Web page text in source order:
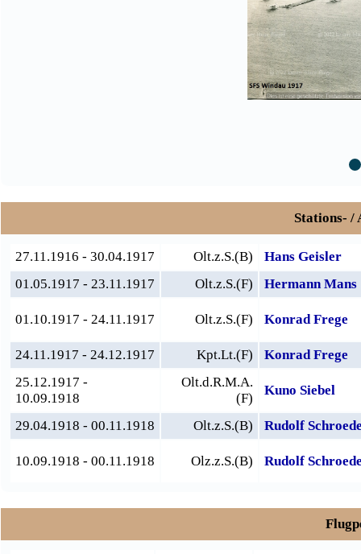
Stations- /
27.11.1916 - 30.04.1917 Olt.z.S.(B)
Hans Geisler
01.05.1917 - 23.11.1917
Olt.z.S.(F) Hermann Mans
01.10.1917 - 24.11.1917 Olt.z.S.(F) Konrad Frege
24.11.1917 - 24.12.1917 Kpt.Lt.(F)
Konrad Frege
25.12.1917 -
10.09.1918
Olt.d.R.M.A.
(F)
Kuno Siebel
29.04.1918 - 00.11.1918 Olt.z.S.(B) Rudolf
10.09.1918 - 00.11.1918 Olz.z.S.(B) Rudolf